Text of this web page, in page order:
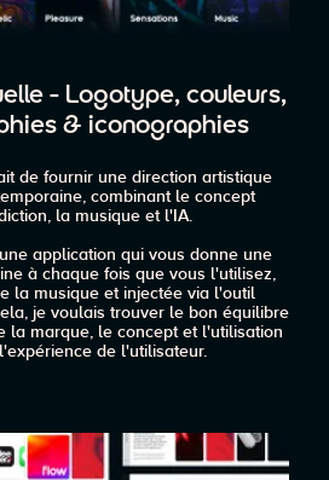
- Logotype, couleurs,
& iconographies
de fournir une direction artistique
combinant le concept
la musique et l'IA.
application qui vous donne une
à chaque fois que vous l'utilisez,
la musique et injectée via l'outil
je voulais trouver le bon équilibre
la marque, le concept et l'utilisation
de l'utilisateur.